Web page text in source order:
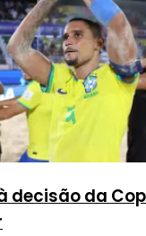
decisão da